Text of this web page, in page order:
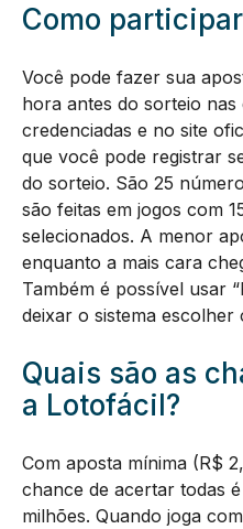
Como
Você pode fazer sua
hora antes do sorteio nas
credenciadas e no site
que você pode registrar
do sorteio. São 25
são feitas em jogos com
selecionados. A menor
enquanto a mais cara
Também é possível usar
deixar o sistema
Quais são as
a Lotofácil?
Com aposta mínima (R$
chance de acertar todas
milhões. Quando joga